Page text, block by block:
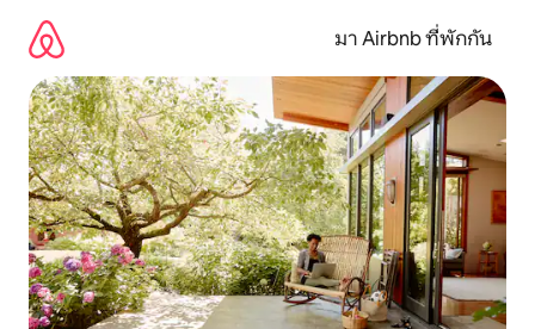
เนื้อหา
มา Airbnb ที่พักกัน